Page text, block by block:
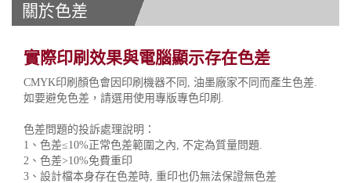
關於色差
實際印刷效果與電腦顯示存在色差
CMYK印刷顏色會因印刷機器不同, 油墨廠家不同而產生色差.
如要避免色差，請選用使用專版專色印刷.
色差問題的投訴處理說明：
1、色差≤10%正常色差範圍之內, 不定為質量問題.
2、色差>10%免費重印
3、設計檔本身存在色差時, 重印也仍無法保證無色差